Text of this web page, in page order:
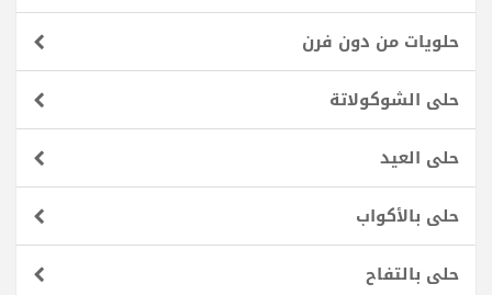
حلويات من دون فرن
حلى الشوكولاتة
حلى العيد
حلى بالأكواب
حلى بالتفاح